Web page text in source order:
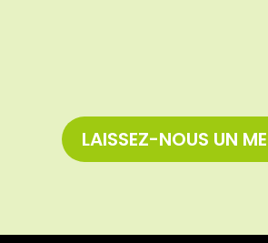
LAISSEZ-NOUS UN